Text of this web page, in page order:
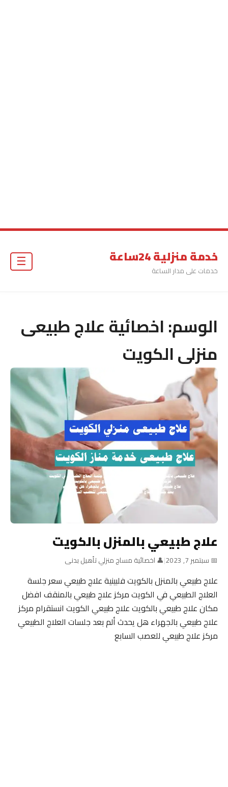
خدمة منزلية 24ساعة
خدمات على مدار الساعة
☰
الوسم:اخصائية علاج طبيعى
منزلى الكويت
علاج طبيعي بالمنزل بالكويت
📅 سبتمبر 7, 2023 |👤 اخصائية مساج منزلي تأهيل بدنى
علاج طبيعي بالمنزل بالكويت فلبينية علاج طبيعي سعر جلسة
العلاج الطبيعي في الكويت مركز علاج طبيعي بالمنقف افضل
مكان علاج طبيعي بالكويت علاج طبيعي الكويت انستقرام مركز
علاج طبيعي بالجهراء هل يحدث ألم بعد جلسات العلاج الطبيعي
مركز علاج طبيعي للعصب السابع